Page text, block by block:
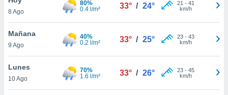
en
más
nuestra
8 Ago
80%
0.4 l/m²
33° / 24° 21 - 41
km/h
Mañana
9 Ago
40%
0.2 l/m²
33° / 25° 23- 43
km/h
Lunes
10 Ago
70%
1.6 l/m²
33° / 26° 23- 45
km/h